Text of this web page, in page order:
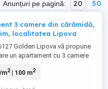
Anunțuri pe pagină: 20 50
3 camere din cărămidă,
localitatea Lipova
Golden Lipova vă propune
un apartament cu 3 camere
mp, iar cea utilă de 100 mp.
m2| 100 m2